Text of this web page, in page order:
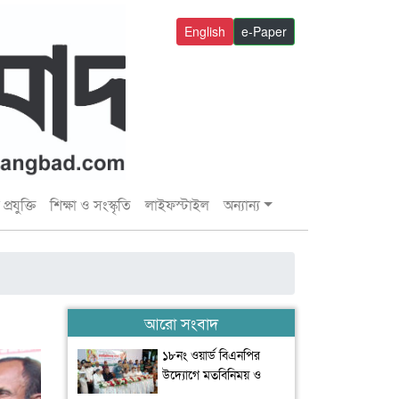
e-Paper
English
শিক্ষা ও সংস্কৃতি লাইফস্টাইল অন্যান্য
আরো সংবাদ
১৮নং ওয়ার্ড বিএনপির
উদ্যোগে মতবিনিময় ও